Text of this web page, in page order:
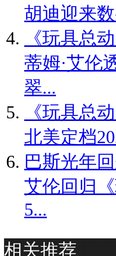
胡迪迎来
《玩具总
蒂姆·艾伦
翠...
《玩具总
北美定档
巴斯光年
艾伦回归
5...
相关推荐